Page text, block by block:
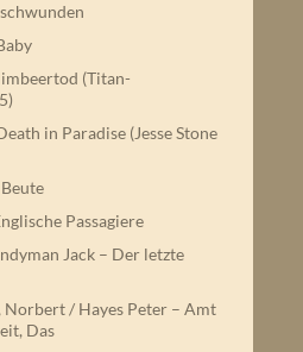
(Titan-
in Paradise (Jesse Stone
Passagiere
Jack – Der letzte
Norbert / Hayes Peter – Amt
Das